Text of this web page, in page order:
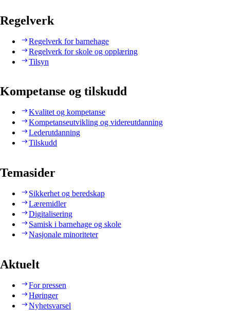
Regelverk
Regelverk for barnehage
Regelverk for skole og opplæring
Tilsyn
Kompetanse og tilskudd
Kvalitet og kompetanse
Kompetanseutvikling og videreutdanning
Lederutdanning
Tilskudd
Temasider
Sikkerhet og beredskap
Læremidler
Digitalisering
Samisk i barnehage og skole
Nasjonale minoriteter
Aktuelt
For pressen
Høringer
Nyhetsvarsel